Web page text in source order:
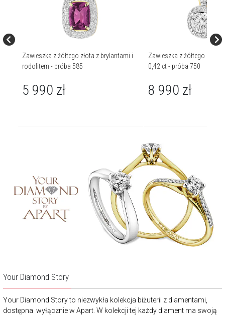
Zawieszka z żółtego złota z brylantami i
rodolitem - próba 585
5 990 zł
Zawieszka z żółtego złota
0,42 ct - próba 750
8 990 zł
Your Diamond Story
Your Diamond Story to niezwykła kolekcja biżuterii z diamentami,
dostępna wyłącznie w Apart. W kolekcji tej każdy diament ma swoją